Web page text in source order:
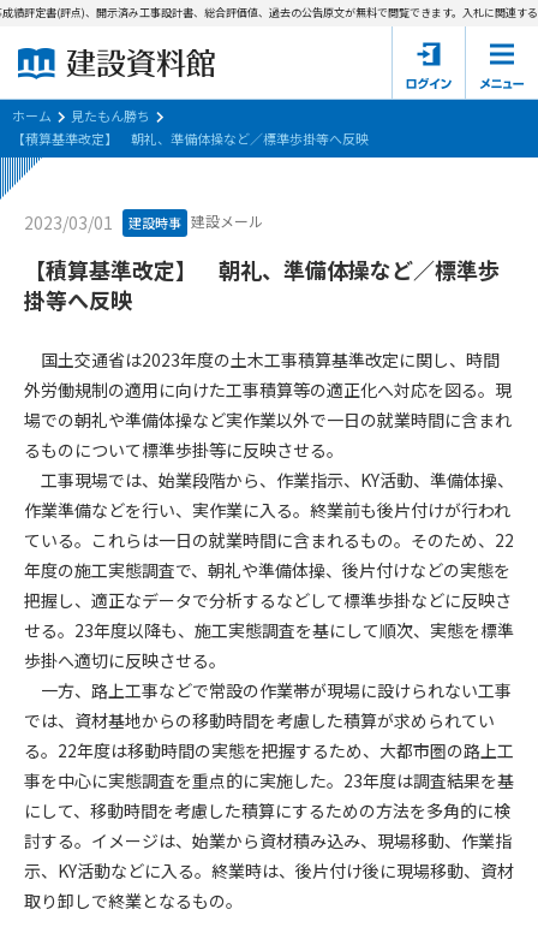
建設資料館とは
東京都の入札資料
国土交通省の入札資料
見たもん勝ち
会員登録について
サポーター会員一覧
会社概要 お問い合わせ
個人情報保護方針
会員規約
評定書(評点)、開示済み工事設計書、総合評価値、過去の公告原文が無料で閲覧できます。入札に関連する
ホーム
見たもん勝ち
【積算基準改定】 朝礼、準備体操など／標準歩掛等へ反映
2023/03/01 建設時事 建設メール
【積算基準改定】 朝礼、準備体操など／標準歩
掛等へ反映
国土交通省は2023年度の土木工事積算基準改定に関し、時間
外労働規制の適用に向けた工事積算等の適正化へ対応を図る。現
場での朝礼や準備体操など実作業以外で一日の就業時間に含まれ
るものについて標準歩掛等に反映させる。
工事現場では、始業段階から、作業指示、KY活動、準備体操、
作業準備などを行い、実作業に入る。終業前も後片付けが行われ
ている。これらは一日の就業時間に含まれるもの。そのため、22
年度の施工実態調査で、朝礼や準備体操、後片付けなどの実態を
把握し、適正なデータで分析するなどして標準歩掛などに反映さ
せる。23年度以降も、施工実態調査を基にして順次、実態を標準
歩掛へ適切に反映させる。
一方、路上工事などで常設の作業帯が現場に設けられない工事
では、資材基地からの移動時間を考慮した積算が求められてい
る。22年度は移動時間の実態を把握するため、大都市圏の路上工
事を中心に実態調査を重点的に実施した。23年度は調査結果を基
にして、移動時間を考慮した積算にするための方法を多角的に検
討する。イメージは、始業から資材積み込み、現場移動、作業指
示、KY活動などに入る。終業時は、後片付け後に現場移動、資材
取り卸しで終業となるもの。
第1条（規約の目的）
会員サービスの利用条件等について定めるものです。
2. 管理者が建設資料館WEB上で随時掲載するルールは本規約の
一部を構成するものとします。
第2条（規約の変更）
本規約は、会員の了承を得ることなく、随時変更されることが
あります。変更内容は、建設資料館WEB上に表示した時点で直
ちに全ての会員が了承したものとみなします。
第4条（会員審査および資格の取り消し）
会員とは、本規約を承諾の上、所定の会員申込手続きを完了
後、管理者がこれを承認した者をいいます。
第4条（会員の定義と登録）
1. 管理者は前条により審査の結果、会員申込みをした者が以下
の何れかの項目に該当することがわかった場合、その者の会
員としての権限を承認しないことがあります。
(1) 会員申し込みをした者が実在しなかった場合
(2) 本規約に違反した場合/li>
(3) 会員申し込みの際、申告事項に虚偽があった場合
(4) 会員申込者が管理者所定の手続き通りに会員申込手続き処